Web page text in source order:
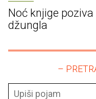
Noć knjige
džungla
–